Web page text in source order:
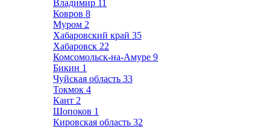
Владимир 11
Ковров 8
Муром 2
Хабаровский край 35
Хабаровск 22
Комсомольск-на-Амуре 9
Бикин 1
Чуйская область 33
Токмок 4
Кант 2
Шопоков 1
Кировская область 32